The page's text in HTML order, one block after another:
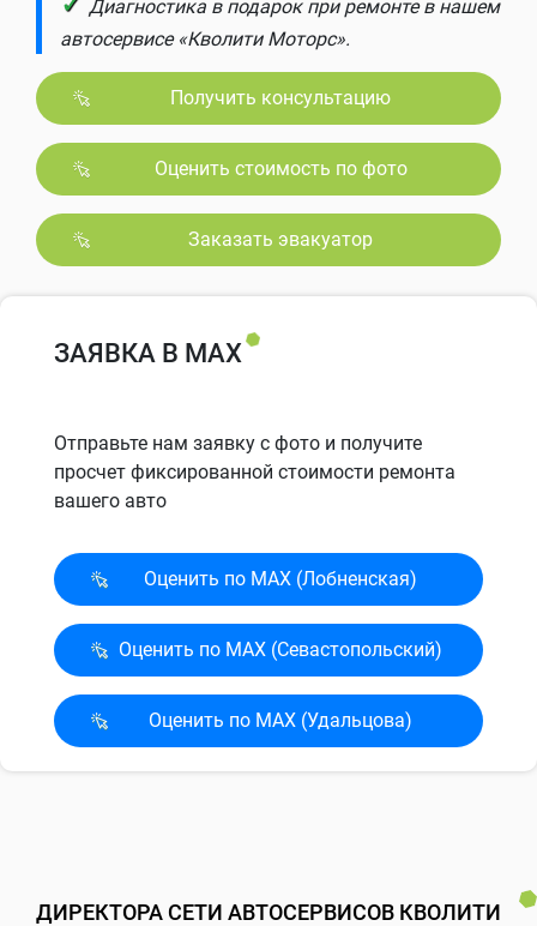
Диагностика в подарок при ремонте в нашем
автосервисе «Кволити Моторс».
Получить консультацию
Оценить стоимость по фото
Заказать эвакуатор
ЗАЯВКА В MAX
Отправьте нам заявку с фото и получите
просчет фиксированной стоимости ремонта
вашего авто
Оценить по MAX (Лобненская)
Оценить по MAX (Севасто­польский)
Оценить по MAX (Удальцова)
ДИРЕКТОРА СЕТИ АВТОСЕРВИСОВ КВОЛИТИ